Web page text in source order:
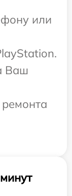
или
Ваш